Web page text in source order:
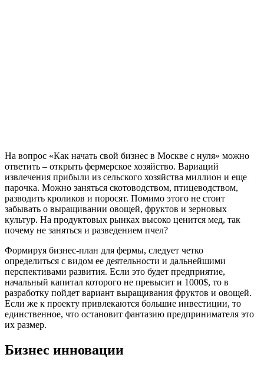
На вопрос «Как начать свой бизнес в Москве с нуля» можно
ответить – открыть фермерское хозяйство. Вариаций
извлечения прибыли из сельского хозяйства миллион и еще
парочка. Можно заняться скотоводством, птицеводством,
разводить кроликов и поросят. Помимо этого не стоит
забывать о выращивании овощей, фруктов и зерновых
культур. На продуктовых рынках высоко ценится мед, так
почему не заняться и разведением пчел?
Формируя бизнес-план для фермы, следует четко
определиться с видом ее деятельности и дальнейшими
перспективами развития. Если это будет предприятие,
начальный капитал которого не превысит и 1000$, то в
разработку пойдет вариант выращивания фруктов и овощей.
Если же к проекту привлекаются большие инвестиции, то
единственное, что остановит фантазию предпринимателя это
их размер.
Бизнес инновации